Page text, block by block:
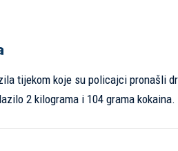
tijekom koje su policajci pronašli
2 kilograma i 104 grama